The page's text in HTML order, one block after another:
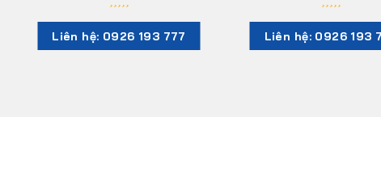
Liên hệ: 0926 193 777 Liên hệ: 0926 193